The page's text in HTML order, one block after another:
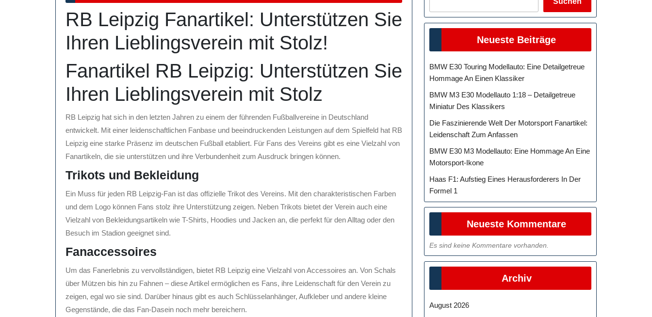
August
2025
RB Leipzig Fanartikel: Unterstützen Sie
Ihren Lieblingsverein mit Stolz!
Fanartikel RB Leipzig: Unterstützen Sie
Ihren Lieblingsverein mit Stolz
RB Leipzig hat sich in den letzten Jahren zu einem der führenden Fußballvereine in Deutschland
entwickelt. Mit einer leidenschaftlichen Fanbase und beeindruckenden Leistungen auf dem Spielfeld hat RB
Leipzig eine starke Präsenz im deutschen Fußball etabliert. Für Fans des Vereins gibt es eine Vielzahl von
Fanartikeln, die sie unterstützen und ihre Verbundenheit zum Ausdruck bringen können.
Trikots und Bekleidung
Ein Muss für jeden RB Leipzig-Fan ist das offizielle Trikot des Vereins. Mit den charakteristischen Farben
und dem Logo können Fans stolz ihre Unterstützung zeigen. Neben Trikots bietet der Verein auch eine
Vielzahl von Bekleidungsartikeln wie T-Shirts, Hoodies und Jacken an, die perfekt für den Alltag oder den
Besuch im Stadion geeignet sind.
Fanaccessoires
Um das Fanerlebnis zu vervollständigen, bietet RB Leipzig eine Vielzahl von Accessoires an. Von Schals
über Mützen bis hin zu Fahnen – diese Artikel ermöglichen es Fans, ihre Leidenschaft für den Verein zu
zeigen, egal wo sie sind. Darüber hinaus gibt es auch Schlüsselanhänger, Aufkleber und andere kleine
Gegenstände, die das Fan-Dasein noch mehr bereichern.
Neueste Beiträge
BMW E30 Touring Modellauto: Eine Detailgetreue
Hommage An Einen Klassiker
BMW M3 E30 Modellauto 1:18 – Detailgetreue
Miniatur Des Klassikers
Die Faszinierende Welt Der Motorsport Fanartikel:
Leidenschaft Zum Anfassen
BMW E30 M3 Modellauto: Eine Hommage An Eine
Motorsport-Ikone
Haas F1: Aufstieg Eines Herausforderers In Der
Formel 1
Neueste Kommentare
Es sind keine Kommentare vorhanden.
Archiv
August 2026